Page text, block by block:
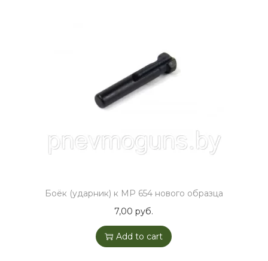
Боёк (ударник) к МР 654 нового образца
7,00руб.
Add to cart